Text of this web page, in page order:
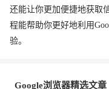
还能让你更加便捷地获取
程能帮助你更好地利用
验。
Google浏览器精选文章